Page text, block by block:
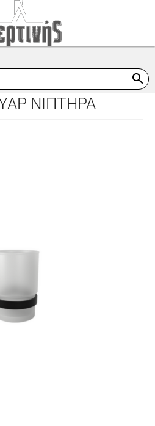
search
ΝΙΠΤΗΡΑ